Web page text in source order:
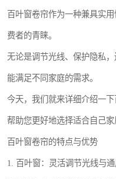
百叶窗卷帘作为一种兼具实
费者的青睐。
无论是调节光线、保护隐私
能满足不同家庭的需求。
今天，我们就来详细介绍一
帮助您更好地选择适合自己家
百叶窗卷帘的特点与优势
1. 百叶窗：灵活调节光线与